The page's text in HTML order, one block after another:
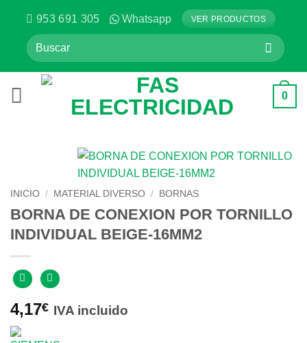
contenido
953 691 305 Whatsapp VER PRODUCTOS
Buscar
por:
0
INICIO / MATERIAL DIVERSO / BORNAS
BORNA DE CONEXION POR TORNILLO
INDIVIDUAL BEIGE-16MM2
4,17€ IVA incluido